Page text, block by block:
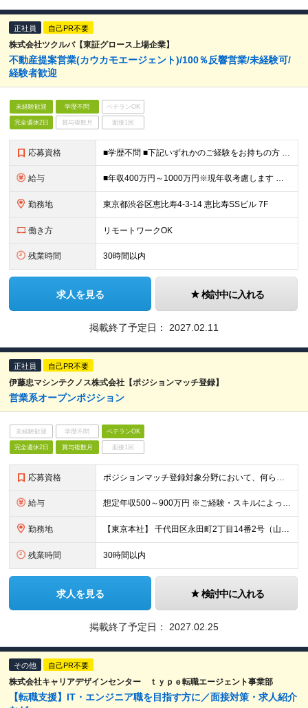
正社員 自己PR不要
株式会社ツクルバ【東証グロース上場企業】
不動産提案営業(カウカモエージェント)/100％反響営業/未経験可/
経験者歓迎
未経験歓迎 学歴不問 ベテランOK
完全週休2日 賞与複数月 面接1回
応募資格 ■学歴不問 ■下記いずれかのご経験をお持ちの方 ・何らかの提案営業経験 ・接客・販売経験 ※車の運転は発生しないため運転免許は不要です。
給与 ■年収400万円～1000万円※現年収考慮します ・月給30万円～ ・月45時間分の固定残業代を支給 ・試用期間3ヶ月(試用期間中の報酬変更なし) ・スキル、経験に応じて社内規定により決定 ・上記とは
勤務地 東京都渋谷区恵比寿4-3-14 恵比寿SSビル 7F
働き方 リモートワークOK
残業時間 30時間以内
求人を見る 検討中に入れる
掲載終了予定日： 2027.02.11
正社員 自己PR不要
伊藤忠マシンテクノス株式会社【ポジションマッチ登録】
営業系オープンポジション
未経験歓迎 学歴不問 ベテランOK
完全週休2日 賞与複数月 面接1回
応募資格 ポジションマッチ登録対象分野において、何らかの知識・経験がある方 【活かせる経験・スキル】 ・TOEIC 550点～700点 ・法人向け提案営業経験
給与 想定年収500～900万円 ※ご経験・スキルによって応相談 ※残業代は、全額支給いたします ※試用期間3ヶ月あり。期間中の待遇に変動なし
勤務地 【東京本社】 千代田区永田町2丁目14番2号（山王グランドビル7F）
残業時間 30時間以内
求人を見る 検討中に入れる
掲載終了予定日： 2027.02.25
その他 自己PR不要
株式会社キャリアデザインセンター ｔｙｐｅ転職エージェント事業部
【転職支援】IT・エンジニア職を目指す方に／面接対策・求人紹介